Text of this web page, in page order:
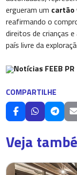
ergueram um cartão
reafirmando o
direitos de crianças
país livre da
Notícias FEEB PR
COMPARTILHE
Veja